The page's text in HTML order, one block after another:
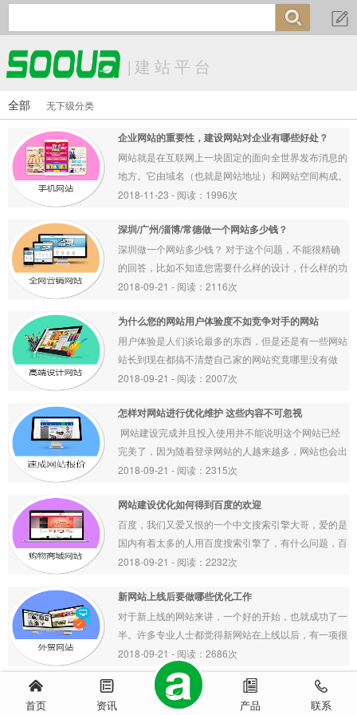
产品中心
联系我们 

| 建站平台
全部 无下级分类
企业网站的重要性，建设网站对企业有哪些好处？
网站就是在互联网上一块固定的面向全世界发布消息的
地方。它由域名（也就是网站地址）和网站空间构成。
衡量一个网站的性能通常从网站空间大小、网站位置、
考虑。如果将一个网站类比为一栋房屋或许更容易理解
一些
2018-11-23 - 阅读：1996次
深圳/广州/淄博/常德做一个网站多少钱？
深圳做一个网站多少钱？ 对于这个问题，不能很精确
的回答，比如不知道您需要什么样的设计，什么样的功
能，另一个，您是否比较在乎价格因素？我们都知道，
的企业为了考虑到成本因素，都会找二线三线城市的专
业团队或技术牛人外包
2018-09-21 - 阅读：2116次
为什么您的网站用户体验度不如竞争对手的网站
用户体验是人们谈论最多的东西，但是还是有一些网站
站长到现在都搞不清楚自己家的网站究竟哪里没有做
好，明明自己也对网站进行了很多方面的优化工作，但
2018-09-21 - 阅读：2007次
怎样对网站进行优化维护 这些内容不可忽视
完美了，因为随着登录网站的人越来越多，网站也会出
现越来越多的问题，所以网站后期的维护工作是非常有
2018-09-21 - 阅读：2315次
网站建设优化如何得到百度的欢迎
百度，我们又爱又恨的一个中文搜索引擎大哥，爱的是
国内有着太多的人用百度搜索引擎了，有什么问题，百
度下吧。恨的是，百度总存在不公平的人为行为，经常
化还是要讨好百度，得到百度的喜欢，让百度青睐我们
的网站。怎样让百度青睐我们网站呢
2018-09-21 - 阅读：2232次
新网站上线后要做哪些优化工作
对于新上线的网站来讲，一个好的开始，也就成功了一
半。许多专业人士都觉得新网站在上线以后，有一项很
重要的工作，那就是网站的优化与推广。对新网站的优
化与推广，一些新网站的负责人并不太清楚。到底要如
何来做网站优化与推广？小编搜集了一些资料，可以和
大家一起来学习一下。
2018-09-21 - 阅读：2686次
首页 资讯 产品 联系